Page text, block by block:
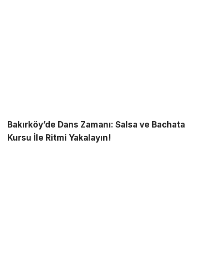
Bakırköy’de Dans Zamanı: Salsa ve Bachata
Kursu İle Ritmi Yakalayın!